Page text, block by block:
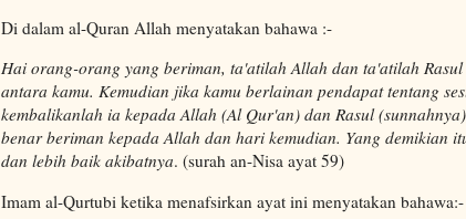
Di dalam al-Quran Allah menyatakan bahawa :-
Hai orang-orang yang beriman, ta'atilah Allah dan ta'atilah
antara kamu. Kemudian jika kamu berlainan pendapat tentang
kembalikanlah ia kepada Allah (Al Qur'an) dan Rasul
benar beriman kepada Allah dan hari kemudian. Yang demikian
dan lebih baik akibatnya. (surah an-Nisa ayat 59)
Imam al-Qurtubi ketika menafsirkan ayat ini menyatakan bahawa:-